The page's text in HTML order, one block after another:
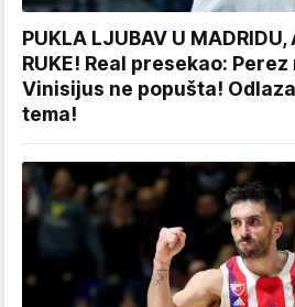
PUKLA LJUBAV U
RUKE! Real presekao:
Vinisijus ne popušta!
tema!